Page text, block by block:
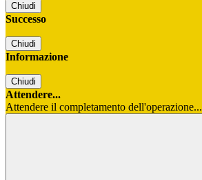
Chiudi
Successo
Chiudi
Informazione
Chiudi
Attendere...
Attendere il completamento dell'operazione...